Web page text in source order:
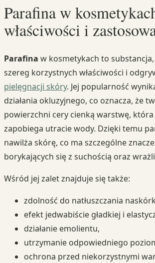
Parafina w
właściwości i
Parafina w kosmetykach to
szereg korzystnych właściwości i
pielęgnacji skóry. Jej popularność
działania okluzyjnego, co oznacza, że
powierzchni cery cienką warstwę,
zapobiega utracie wody. Dzięki temu
nawilża skórę, co ma szczególne
borykających się z suchością oraz
Wśród jej zalet znajduje się także:
zdolność do natłuszczania
efekt jedwabiście gładkiej i
działanie emolientu,
utrzymanie odpowiedniego
ochrona przed niekorzystnymi